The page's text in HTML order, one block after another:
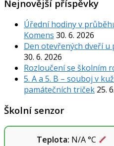
Nejnovější příspěvky
Úřední hodiny v
Komens 30. 6. 2026
Den otevřených dveří
30. 6. 2026
Rozloučení se školním
5. A a 5. B – souboj v
památečních triček 25.
Školní senzor
Teplota: N/A°C